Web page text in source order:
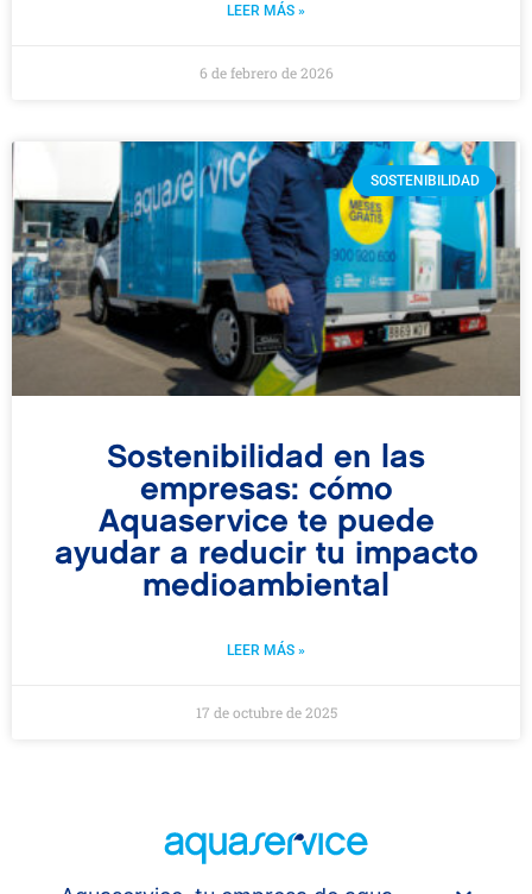
LEER MÁS »
6 de febrero de 2026
SOSTENIBILIDAD
Sostenibilidad en las
empresas: cómo
Aquaservice te puede
ayudar a reducir tu impacto
medioambiental
LEER MÁS »
17 de octubre de 2025